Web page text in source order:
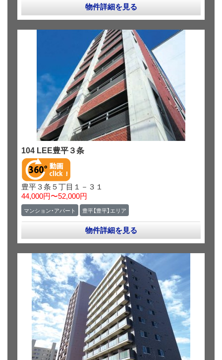
物件詳細を見る
104 LEE豊平３条
豊平３条５丁目１－３１
44,000円〜52,000円
マンション・アパート 豊平【豊平】エリア
物件詳細を見る